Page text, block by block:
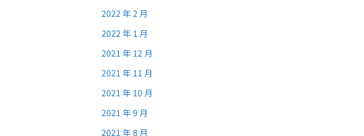
2022 年 2 月
2022 年 1 月
2021 年 12 月
2021 年 11 月
2021 年 10 月
2021 年 9 月
2021 年 8 月